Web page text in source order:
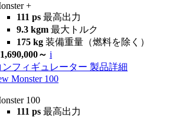
+
111 ps 最高出力
9.3 kgm 最大トルク
175 kg 装備重量（燃料を除く）
～ i
ンフィギュレーター 製品詳細
Monster 100
100
111 ps 最高出力